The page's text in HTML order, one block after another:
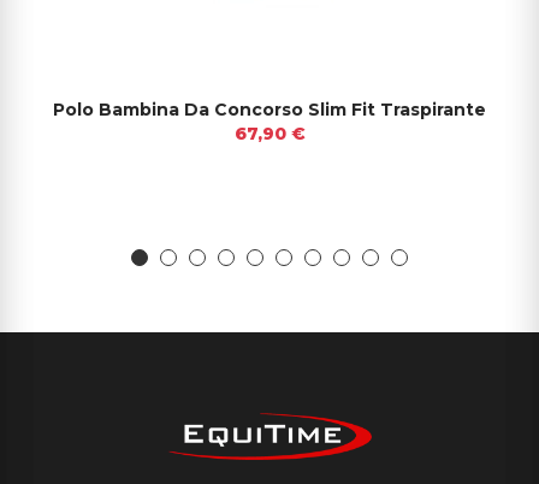
Polo Bambina Da Concorso Slim Fit Traspirante
67,90 €